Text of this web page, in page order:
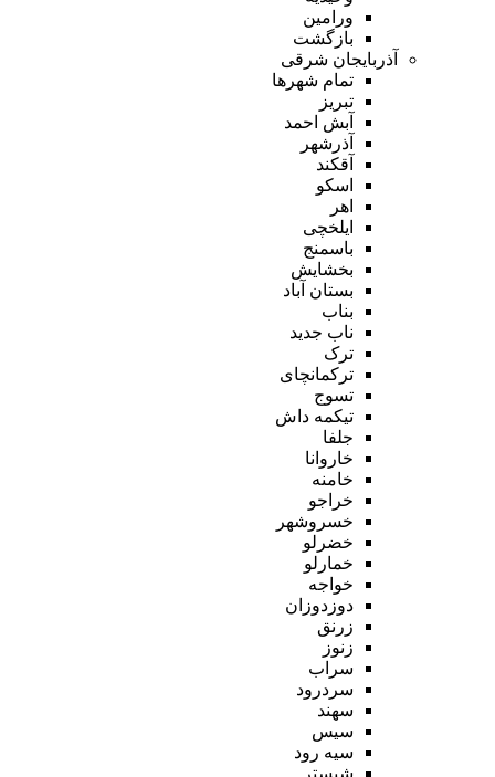
ورامین
بازگشت
آذربایجان شرقی
تمام شهر‌ها
تبریز
آبش احمد
آذرشهر
آقکند
اسکو
اهر
ایلخچی
باسمنج
بخشایش
بستان آباد
بناب
ناب جدید
ترک
ترکمانچای
تسوج
تیکمه داش
جلفا
خاروانا
خامنه
خراجو
خسروشهر
خضرلو
خمارلو
خواجه
دوزدوزان
زرنق
زنوز
سراب
سردرود
سهند
سیس
سیه رود
شبستر